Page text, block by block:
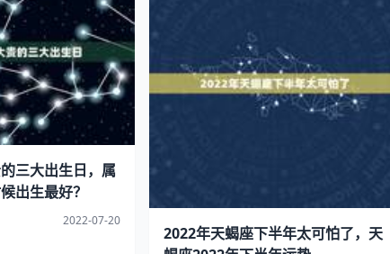
三大出生日，属
出生最好？
2022-07-20
2022年天蝎座下半年太可怕了，天